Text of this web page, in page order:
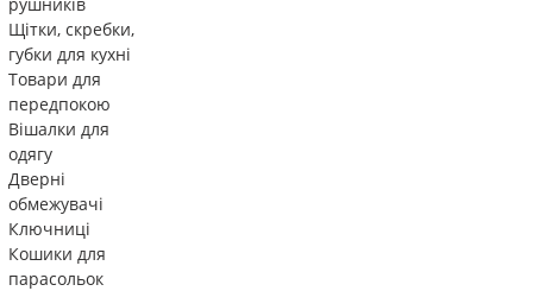
Щітки, скребки,
губки для кухні
Товари для
передпокою
Вішалки для
одягу
Дверні
обмежувачі
Ключниці
Кошики для
парасольок